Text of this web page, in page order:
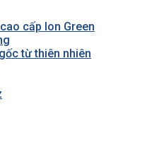
cấp Ion Green
từ thiên nhiên